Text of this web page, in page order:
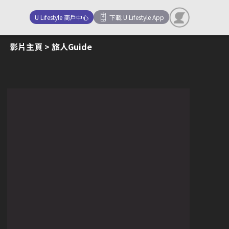
U Lifestyle 商戶中心 下載 U Lifestyle App
影片主頁 > 旅人Guide